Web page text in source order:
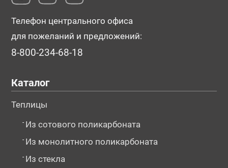
Телефон центрального офиса
для пожеланий и предложений:
8-800-234-68-18
Каталог
Теплицы
- Из сотового поликарбоната
- Из монолитного поликарбоната
- Из стекла